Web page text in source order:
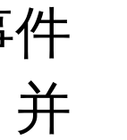
件
并